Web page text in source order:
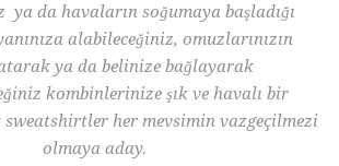
ya da havaların soğumaya başladığı
alabileceğiniz, omuzlarınızın
ya da belinize bağlayarak
kombinlerinize şık ve havalı bir
her mevsimin vazgeçilmezi
olmaya aday.